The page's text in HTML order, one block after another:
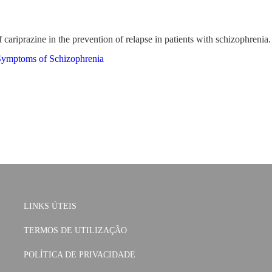
in the prevention of relapse in patients with schizophrenia.
of Schizophrenia
LINKS ÚTEIS
TERMOS DE UTILIZAÇÃO
POLÍTICA DE PRIVACIDADE